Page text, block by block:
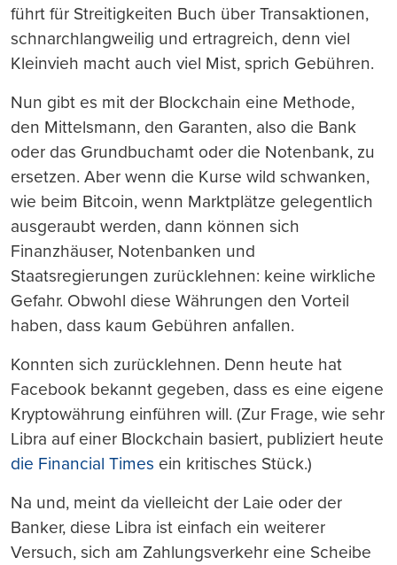
führt für Streitigkeiten Buch über Transaktionen,
schnarchlangweilig und ertragreich, denn viel
Kleinvieh macht auch viel Mist, sprich Gebühren.
Nun gibt es mit der Blockchain eine Methode,
den Mittelsmann, den Garanten, also die Bank
oder das Grundbuchamt oder die Notenbank, zu
ersetzen. Aber wenn die Kurse wild schwanken,
wie beim Bitcoin, wenn Marktplätze gelegentlich
ausgeraubt werden, dann können sich
Finanzhäuser, Notenbanken und
Staatsregierungen zurücklehnen: keine wirkliche
Gefahr. Obwohl diese Währungen den Vorteil
haben, dass kaum Gebühren anfallen.
Konnten sich zurücklehnen. Denn heute hat
Facebook bekannt gegeben, dass es eine eigene
Kryptowährung einführen will. (Zur Frage, wie sehr
Libra auf einer Blockchain basiert, publiziert heute
die Financial Times ein kritisches Stück.)
Na und, meint da vielleicht der Laie oder der
Banker, diese Libra ist einfach ein weiterer
Versuch, sich am Zahlungsverkehr eine Scheibe